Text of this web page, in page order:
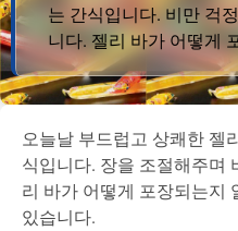
는 간식입니다. 비만 걱
니다. 젤리 바가 어떻게
오늘날 부드럽고 상쾌한 젤
식입니다. 장을 조절해주며
리 바가 어떻게 포장되는지
있습니다.